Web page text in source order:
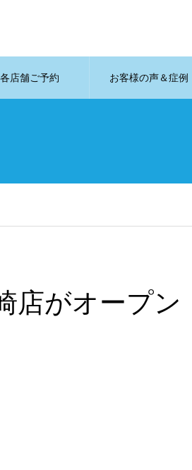
各店舗ご予約 お客様の声＆症例
がオープン